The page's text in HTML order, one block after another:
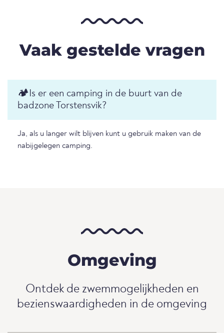
Vaak gestelde vragen
🏕️Is er een camping in de buurt van de
badzone Torstensvik?
Ja, als u langer wilt blijven kunt u gebruik maken van de
nabijgelegen camping.
Omgeving
Ontdek de zwemmogelijkheden en
bezienswaardigheden in de omgeving